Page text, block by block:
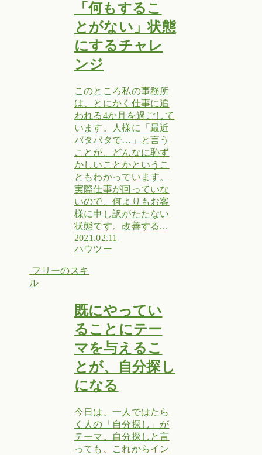
「何もするこ
とがない」状態
にするチャレ
ンジ
このところ私の事務所
は、とにかく仕事に追
われる4か月を過ごして
います。人様に「最近
バタバタで…」と言う
ことが、どんなに恥ず
かしいことかというこ
ともわかっています。
実際仕事が回っていな
いので、何よりもお客
様に申し訳がたたない
状態です。改善する...
2021.02.11
ハウツー
フリーのスキ
ル
既にやってい
ることにテー
マを与えるこ
とが、自分探し
になる
今日は、一人ではたら
く人の「自分探し」が
テーマ。自分探しと言
っても、これからイン